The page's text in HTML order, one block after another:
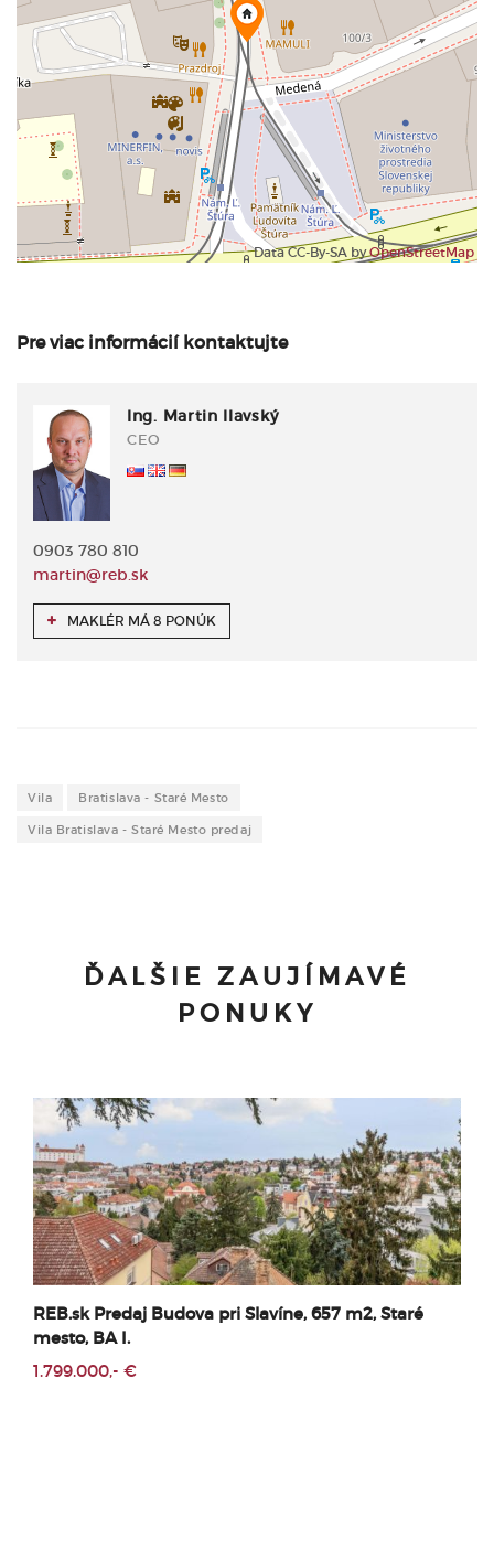
Data CC-By-SA byOpenStreetMap
Pre viac informácií kontaktujte
Ing. Martin Ilavský
CEO
0903 780 810
martin@reb.sk
MAKLÉR MÁ 8 PONÚK
Vila Bratislava - Staré Mesto
Vila Bratislava - Staré Mesto predaj
ĎALŠIE ZAUJÍMAVÉ
PONUKY
Luxusná 7 izbová Vila na predaj Palisády, bazén,
sauna, terasa, výhľad
Cena v RK